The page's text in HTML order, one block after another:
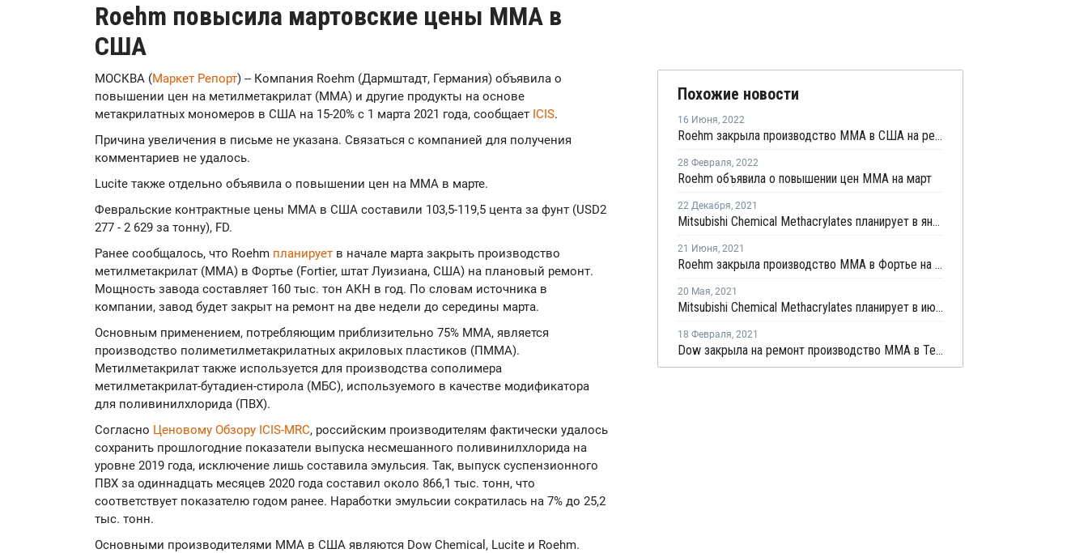
Roehm повысила мартовские цены ММА в
США
МОСКВА (Маркет Репорт) -- Компания Roеhm (Дармштадт, Германия) объявила о
повышении цен на метилметакрилат (ММА) и другие продукты на основе
метакрилатных мономеров в США на 15-20% с 1 марта 2021 года, сообщает ICIS.
Причина увеличения в письме не указана. Связаться с компанией для получения
комментариев не удалось.
Lucite также отдельно объявила о повышении цен на ММА в марте.
Февральские контрактные цены MMA в США составили 103,5-119,5 цента за фунт (USD2
277 - 2 629 за тонну), FD.
Ранее сообщалось, что Roehm планирует в начале марта закрыть производство
метилметакрилат (ММА) в Фортье (Fortier, штат Луизиана, США) на плановый ремонт.
Мощность завода составляет 160 тыс. тон АКН в год. По словам источника в
компании, завод будет закрыт на ремонт на две недели до середины марта.
Основным применением, потребляющим приблизительно 75% ММА, является
производство полиметилметакрилатных акриловых пластиков (ПММА).
Метилметакрилат также используется для производства сополимера
метилметакрилат-бутадиен-стирола (МБС), используемого в качестве модификатора
для поливинилхлорида (ПВХ).
Согласно Ценовому Обзору ICIS-MRC, российским производителям фактически удалось
сохранить прошлогодние показатели выпуска несмешанного поливинилхлорида на
уровне 2019 года, исключение лишь составила эмульсия. Так, выпуск суспензионного
ПВХ за одиннадцать месяцев 2020 года составил около 866,1 тыс. тонн, что
соответствует показателю годом ранее. Наработки эмульсии сократилась на 7% до 25,2
тыс. тонн.
Основными производителями ММА в США являются Dow Chemical, Lucite и Roehm.
Похожие новости
16 Июня, 2022
Roehm закрыла производство ММА в США на ремонт
28 Февраля, 2022
Roehm объявила о повышении цен MMA на март
22 Декабря, 2021
Mitsubishi Chemical Methacrylates планирует в январе повысить цены ММА в США
21 Июня, 2021
Roehm закрыла производство ММА в Фортье на внеплановый ремонт
20 Мая, 2021
Mitsubishi Chemical Methacrylates планирует в июне отменить форс-мажор на поставки ММА в США
18 Февраля, 2021
Dow закрыла на ремонт производство ММА в Техасе